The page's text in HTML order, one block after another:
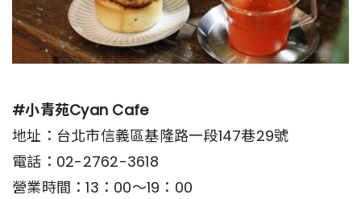
#小青苑Cyan Cafe
地址：台北市信義區基隆路一段147巷29號
電話：02-2762-3618
營業時間：13：00～19：00